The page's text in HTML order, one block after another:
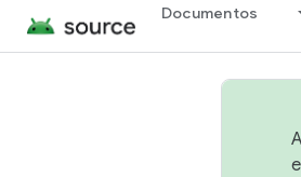
Documentos